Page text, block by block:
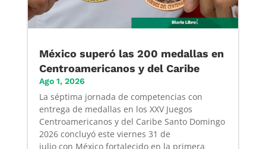
México superó las 200 medallas en
Centroamericanos y del Caribe
Ago 1, 2026
La séptima jornada de competencias con
entrega de medallas en los XXV Juegos
Centroamericanos y del Caribe Santo Domingo
2026 concluyó este viernes 31 de
julio con México fortalecido en la primera